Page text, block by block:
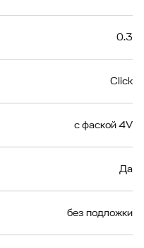
0.3
Click
с фаской 4V
Да
без подложки